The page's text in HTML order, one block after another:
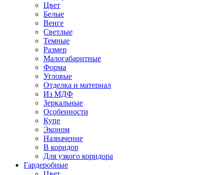
Цвет
Белые
Венге
Светлые
Темные
Размер
Малогабаритные
Форма
Угловые
Отделка и материал
Из МДФ
Зеркальные
Особенности
Купе
Эконом
Назначение
В коридор
Для узкого коридора
Гардеробные